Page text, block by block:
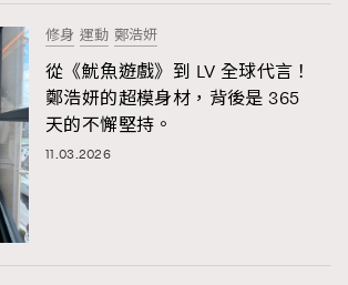
修身 運動 鄭浩妍
從《魷魚遊戲》到 LV 全球代言！
鄭浩妍的超模身材，背後是 365
天的不懈堅持。
11.03.2026